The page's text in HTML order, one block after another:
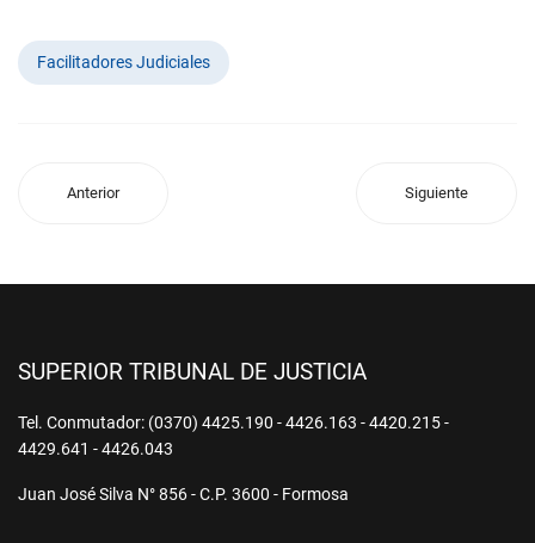
Facilitadores Judiciales
Anterior Siguiente
SUPERIOR TRIBUNAL DE JUSTICIA
Tel. Conmutador: (0370) 4425.190 - 4426.163 - 4420.215 -
4429.641 - 4426.043
Juan José Silva N° 856 - C.P. 3600 - Formosa